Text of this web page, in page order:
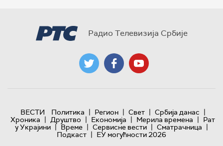
Радио Телевизија Србије
ВЕСТИ Политика | Регион | Свет | Србија данас |
Хроника | Друштво | Економија | Мерила времена | Рат
у Украјини | Време | Сервисне вести | Сматрачница |
Подкаст | ЕУ могућности 2026